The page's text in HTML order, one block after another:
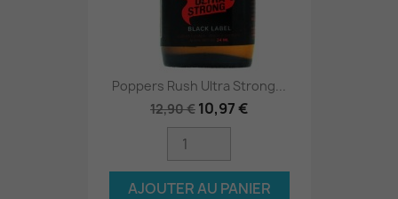
Poppers Rush Ultra Strong...
12,90 € 10,97 €
AJOUTER AU PANIER